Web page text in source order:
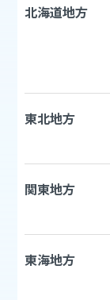
北海道地方
東北地方
関東地方
東海地方